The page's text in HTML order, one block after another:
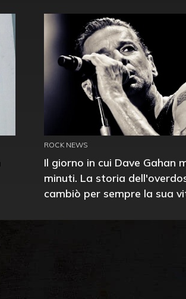
ROCK NEWS
Il giorno in cui Dave Gahan
minuti. La storia
cambiò per sempre la sua